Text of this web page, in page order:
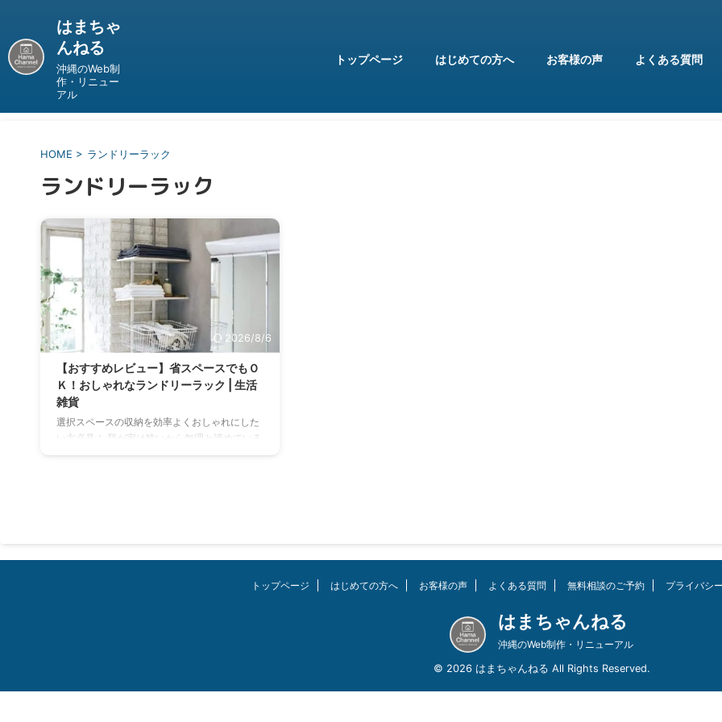
はまちゃ
んねる
沖縄のWeb制
作・リニュー
アル
トップページ はじめての方へ お客様の声 よくある質問
HOME > ランドリーラック
ランドリーラック
2026/8/6
【おすすめレビュー】省スペースでもＯ
Ｋ！おしゃれなランドリーラック | 生活
雑貨
選択スペースの収納を効率よくおしゃれにした
い方必見！ 我が家は狭いから無理と諦めている
方へおすすめできます。 Amazonで購入したラ
さんが来た時に、これ良い！と言われこの方へトップページ はじめての方へ お客様の声 よくある質問 無料相談のご予約 プライバシ
はまちゃんねる
沖縄のWeb制作・リニューアル
© 2026 はまちゃんねる All Rights Reserved.